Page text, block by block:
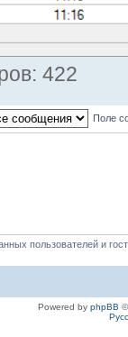
422
Поле
пользователей и
Powered by phpBB